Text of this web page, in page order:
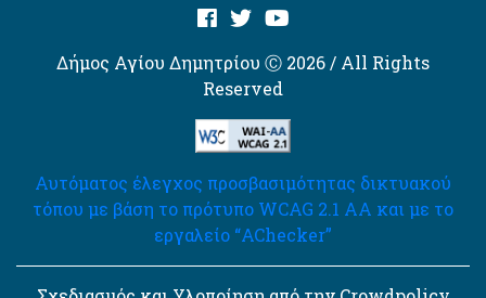
Δήμος Αγίου Δημητρίου Ⓒ 2026 / All Rights
Reserved
Αυτόματος έλεγχος προσβασιμότητας δικτυακού
τόπου με βάση το πρότυπο WCAG 2.1 AA και με το
εργαλείο “AChecker”